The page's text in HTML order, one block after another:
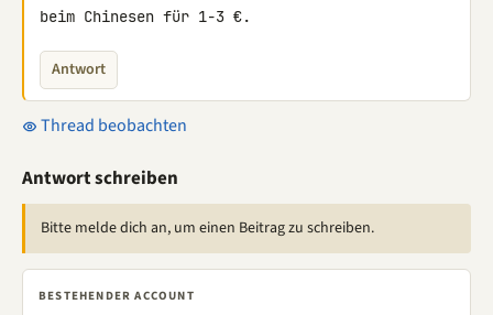
beim Chinesen für 1-3 €.
Antwort
Thread beobachten
Antwort schreiben
Bitte melde dich an, um einen Beitrag zu schreiben.
BESTEHENDER ACCOUNT